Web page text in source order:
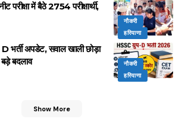
नौकरी
हरियाणा
में बैठे 2754 परीक्षार्थी,
नौकरी
हरियाणा
अपडेट, सवाल खाली छोड़ा
बदलाव
Show More